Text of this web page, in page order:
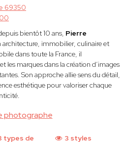
photographe
69350
bientôt 10 ans, Pierre
architecture, immobilier, culinaire et
dans toute la France, il
les marques dans la création d’images
Son approche allie sens du détail,
esthétique pour valoriser chaque
types de 3 styles